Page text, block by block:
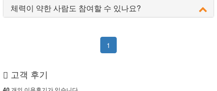
체력이 약한 사람도 참여할 수 있나요?
1
고객 후기